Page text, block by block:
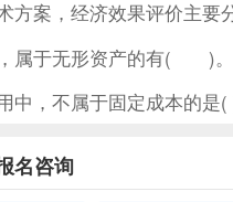
属于无形资产的有( )。
中，不属于固定成本的是( )
名咨询